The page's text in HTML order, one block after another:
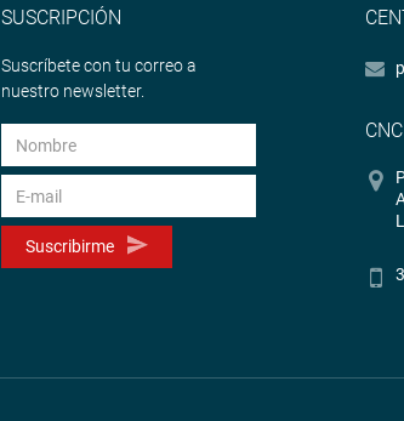
SUSCRIPCIÓN
Suscríbete con tu correo a
nuestro newsletter.
Suscribirme
CNC